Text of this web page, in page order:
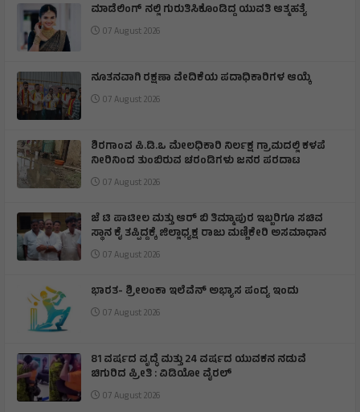
ಮಾಡೆಲಿಂಗ್ ನಲ್ಲಿ ಗುರುತಿಸಿಕೊಂಡಿದ್ದ ಯುವತಿ ಆತ್ಮಹತ್ಯೆ
07 August 2026
ನೂತನವಾಗಿ ರಕ್ಷಣಾ ವೇದಿಕೆಯ ಪದಾಧಿಕಾರಿಗಳ ಆಯ್ಕೆ
07 August 2026
ಶಿರಗಾoವ ಪಿ.ಡಿ.ಒ ಮೇಲಧಿಕಾರಿ ನಿರ್ಲಕ್ಷ ಗ್ರಾಮದಲ್ಲಿ ಕಳಪೆ
ನೀರಿನಿಂದ ತುಂಬಿರುವ ಚರಂಡಿಗಳು ಜನರ ಪರದಾಟ
07 August 2026
ಜೆ ಟಿ ಪಾಟೀಲ ಮತ್ತು ಆರ್ ಬಿ ತಿಮ್ಮಾಪುರ ಇಬ್ಬರಿಗೂ ಸಚಿವ
ಸ್ಥಾನ ಕೈ ತಪ್ಪಿದ್ದಕ್ಕೆ ಜಿಲ್ಲಾಧ್ಯಕ್ಷ ರಾಜು ಮಣ್ಣಿಕೇರಿ ಅಸಮಾಧಾನ
07 August 2026
ಭಾರತ- ಶ್ರೀಲಂಕಾ ಇಲೆವೆನ್ ಅಭ್ಯಾಸ ಪಂದ್ಯ ಇಂದು
07 August 2026
81 ವರ್ಷದ ವೃದ್ಧೆ ಮತ್ತು 24 ವರ್ಷದ ಯುವಕನ ನಡುವೆ
ಚಿಗುರಿದ ಪ್ರೀತಿ : ವಿಡಿಯೋ ವೈರಲ್
07 August 2026